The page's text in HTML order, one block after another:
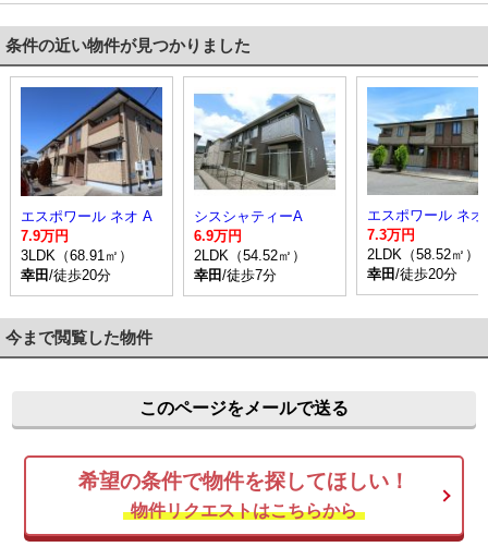
条件の近い物件が見つかりました
エスポワール ネオ A
7.9万円
3LDK（68.91㎡）
幸田 /徒歩20分
シスシャティーA
6.9万円
2LDK（54.52㎡）
幸田 /徒歩7分
エスポワール ネオ
7.3万円
2LDK（58.52㎡）
幸田 /徒歩20分
今まで閲覧した物件
このページをメールで送る
希望の条件で物件を探してほしい！
物件リクエストはこちらから